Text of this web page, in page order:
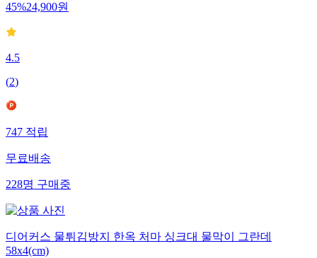
45%24,900원
4.5
(2)
747 적립
무료배송
228명 구매중
디어커스 물튀김방지 한옥 처마 싱크대 물막이 그란데
58x4(cm)